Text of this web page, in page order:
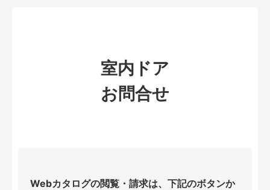
室内ドア
お問合せ
Webカタログの閲覧・請求は、下記のボタンか